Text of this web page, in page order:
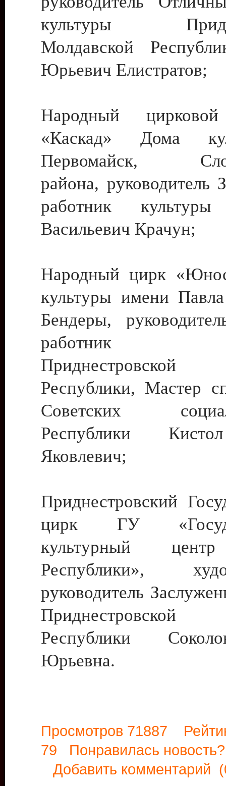
культуры
Молдавской
Юрьевич Елистратов;
Народный цирковой
«Каскад» Дома
Первомайск,
района, руководитель
работник культуры
Васильевич Крачун;
Народный цирк
культуры имени
Бендеры,
работник
Приднестровской
Республики, Мастер
Советских
Республики
Яковлевич;
Приднестровский
цирк ГУ
культурный
Республики»,
руководитель
Приднестровской
Республики
Юрьевна.
Просмотров 71887
79 Понравилась
Добавить комментарий